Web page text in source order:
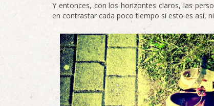
Y entonces, con los horizontes claros, las
en contrastar cada poco tiempo si esto es así,